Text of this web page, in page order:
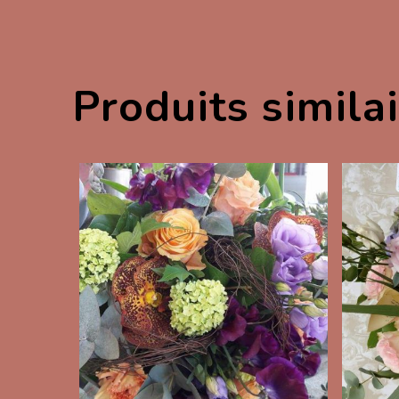
Produits